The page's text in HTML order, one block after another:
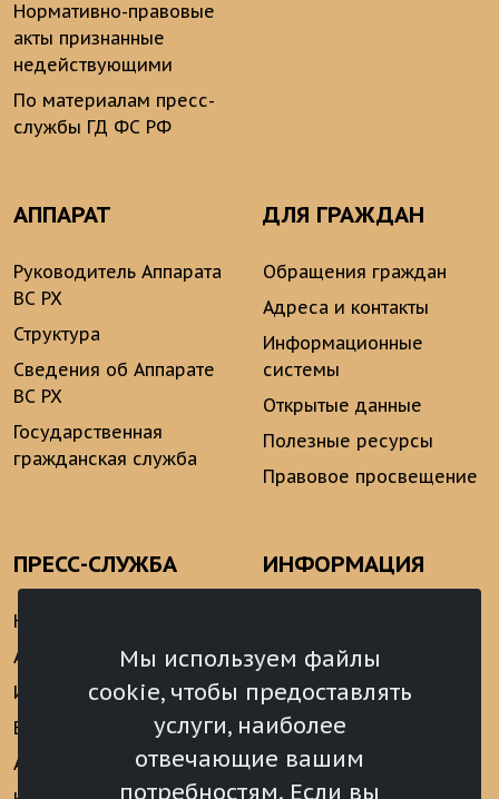
Мы используем файлы
cookie, чтобы предоставлять
услуги, наиболее
отвечающие вашим
потребностям. Если вы
Нормативно-правовые
акты признанные
недействующими
По материалам пресс-
службы ГД ФС РФ
АППАРАТ
Руководитель Аппарата
ВС РХ
Структура
Сведения об Аппарате
ВС РХ
Государственная
гражданская служба
ДЛЯ ГРАЖДАН
Обращения граждан
Адреса и контакты
Информационные
системы
Открытые данные
Полезные ресурсы
Правовое просвещение
ПРЕСС-СЛУЖБА
Новости
Анонсы
Интервью
Видеоматериалы
Аккредитация
ИНФОРМАЦИЯ
аналитические
материалы
Реализация Послания
Президента РФ
Федеральному
Собранию РФ